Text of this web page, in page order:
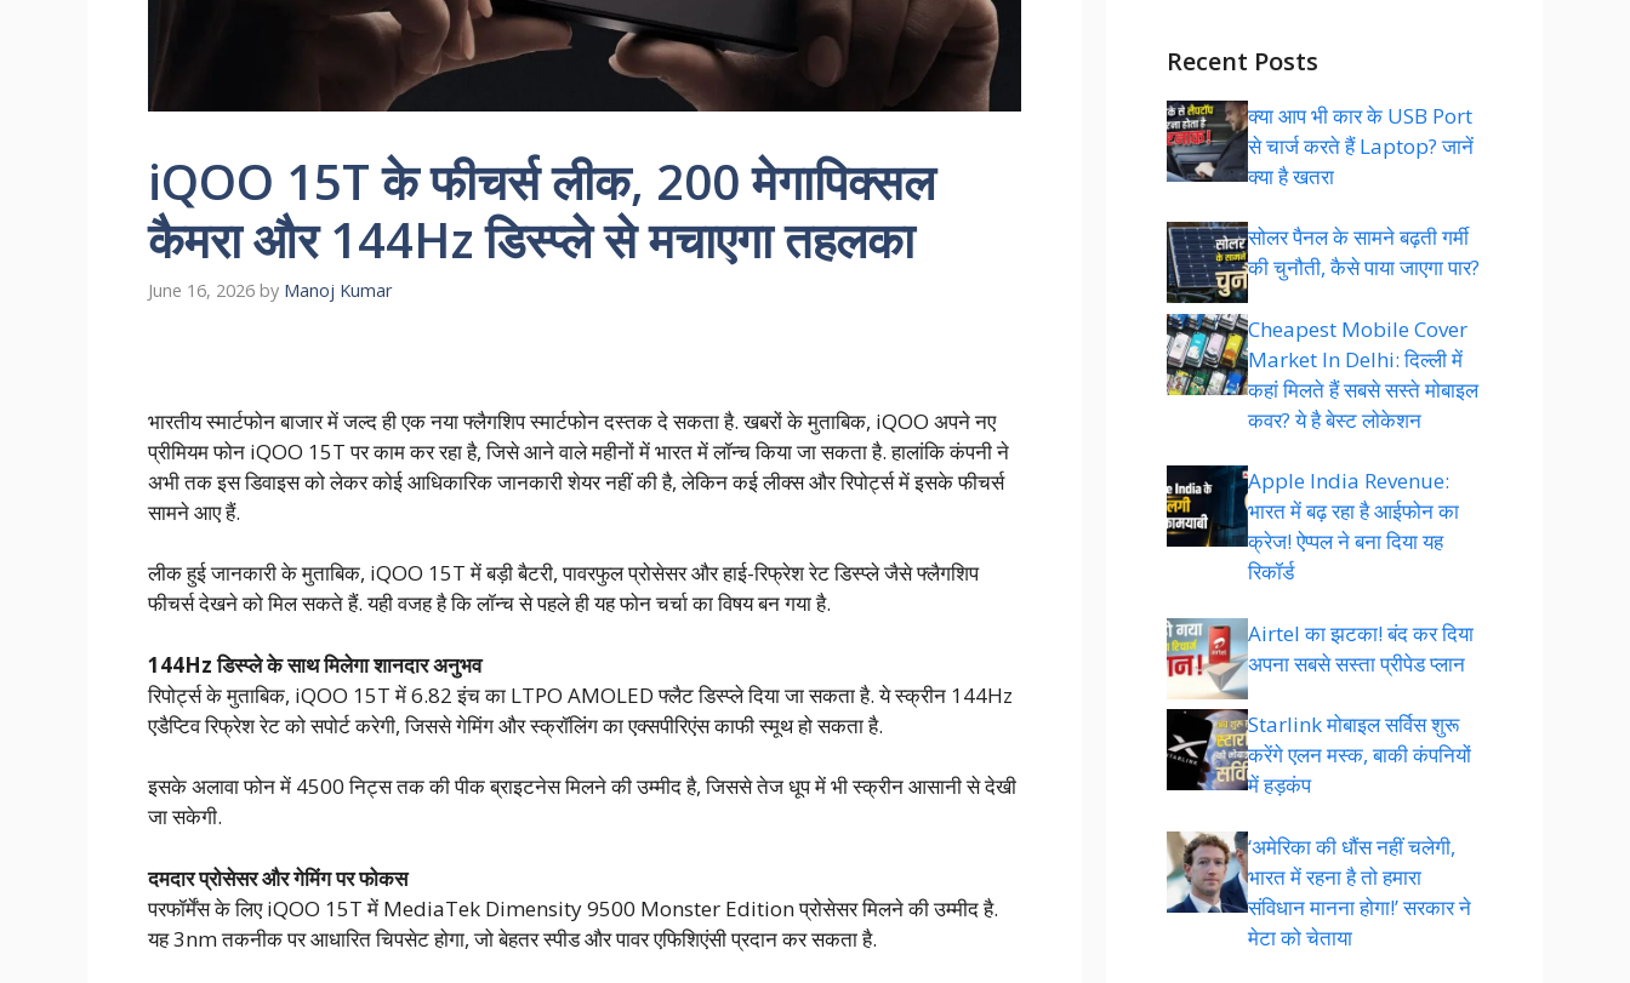
iQOO 15T के फीचर्स लीक, 200 मेगापिक्सल
कैमरा और 144Hz डिस्प्ले से मचाएगा तहलका
June 16, 2026 by Manoj Kumar
भारतीय स्मार्टफोन बाजार में जल्द ही एक नया फ्लैगशिप स्मार्टफोन दस्तक दे सकता है. खबरों के मुताबिक, iQOO अपने नए
प्रीमियम फोन iQOO 15T पर काम कर रहा है, जिसे आने वाले महीनों में भारत में लॉन्च किया जा सकता है. हालांकि कंपनी ने
अभी तक इस डिवाइस को लेकर कोई आधिकारिक जानकारी शेयर नहीं की है, लेकिन कई लीक्स और रिपोर्ट्स में इसके फीचर्स
सामने आए हैं.
लीक हुई जानकारी के मुताबिक, iQOO 15T में बड़ी बैटरी, पावरफुल प्रोसेसर और हाई-रिफ्रेश रेट डिस्प्ले जैसे फ्लैगशिप
फीचर्स देखने को मिल सकते हैं. यही वजह है कि लॉन्च से पहले ही यह फोन चर्चा का विषय बन गया है.
144Hz डिस्प्ले के साथ मिलेगा शानदार अनुभव
रिपोर्ट्स के मुताबिक, iQOO 15T में 6.82 इंच का LTPO AMOLED फ्लैट डिस्प्ले दिया जा सकता है. ये स्क्रीन 144Hz
एडैप्टिव रिफ्रेश रेट को सपोर्ट करेगी, जिससे गेमिंग और स्क्रॉलिंग का एक्सपीरिएंस काफी स्मूथ हो सकता है.
इसके अलावा फोन में 4500 निट्स तक की पीक ब्राइटनेस मिलने की उम्मीद है, जिससे तेज धूप में भी स्क्रीन आसानी से देखी
जा सकेगी.
दमदार प्रोसेसर और गेमिंग पर फोकस
परफॉर्मेंस के लिए iQOO 15T में MediaTek Dimensity 9500 Monster Edition प्रोसेसर मिलने की उम्मीद है.
यह 3nm तकनीक पर आधारित चिपसेट होगा, जो बेहतर स्पीड और पावर एफिशिएंसी प्रदान कर सकता है.
Recent Posts
क्या आप भी कार के USB Port
से चार्ज करते हैं Laptop? जानें
क्या है खतरा
सोलर पैनल के सामने बढ़ती गर्मी
की चुनौती, कैसे पाया जाएगा पार?
Cheapest Mobile Cover
Market In Delhi: दिल्ली में
कहां मिलते हैं सबसे सस्ते मोबाइल
कवर? ये है बेस्ट लोकेशन
Apple India Revenue:
भारत में बढ़ रहा है आईफोन का
क्रेज! ऐप्पल ने बना दिया यह
रिकॉर्ड
Airtel का झटका! बंद कर दिया
अपना सबसे सस्ता प्रीपेड प्लान
Starlink मोबाइल सर्विस शुरू
करेंगे एलन मस्क, बाकी कंपनियों
में हड़कंप
‘अमेरिका की धौंस नहीं चलेगी,
भारत में रहना है तो हमारा
संविधान मानना होगा!’ सरकार ने
मेटा को चेताया